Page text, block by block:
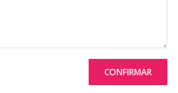
CONFIRMAR